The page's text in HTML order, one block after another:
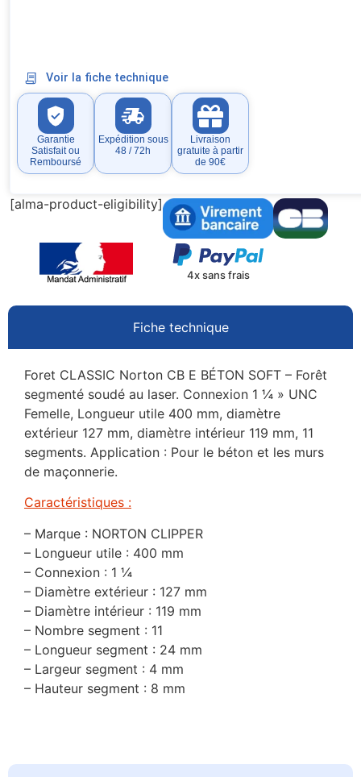
Voir la fiche technique
Garantie
Satisfait ou
Remboursé
Expédition sous
48 / 72h
Livraison
gratuite à partir
de 90€
[alma-product-eligibility]
4x sans frais
Fiche technique
Foret CLASSIC Norton CB E BÉTON SOFT – Forêt
segmenté soudé au laser. Connexion 1 ¼ » UNC
Femelle, Longueur utile 400 mm, diamètre
extérieur 127 mm, diamètre intérieur 119 mm, 11
segments. Application : Pour le béton et les murs
de maçonnerie.
Caractéristiques :
– Marque : NORTON CLIPPER
– Longueur utile : 400 mm
– Connexion : 1 ¼
– Diamètre extérieur : 127 mm
– Diamètre intérieur : 119 mm
– Nombre segment : 11
– Longueur segment : 24 mm
– Largeur segment : 4 mm
– Hauteur segment : 8 mm